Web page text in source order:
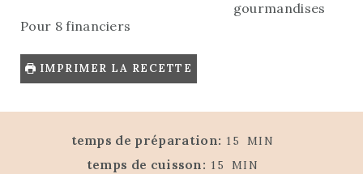
Pour 8 financiers
IMPRIMER LA RECETTE
temps de préparation: 15 M
I
MIN
temps de cuisson: 15 MMIN